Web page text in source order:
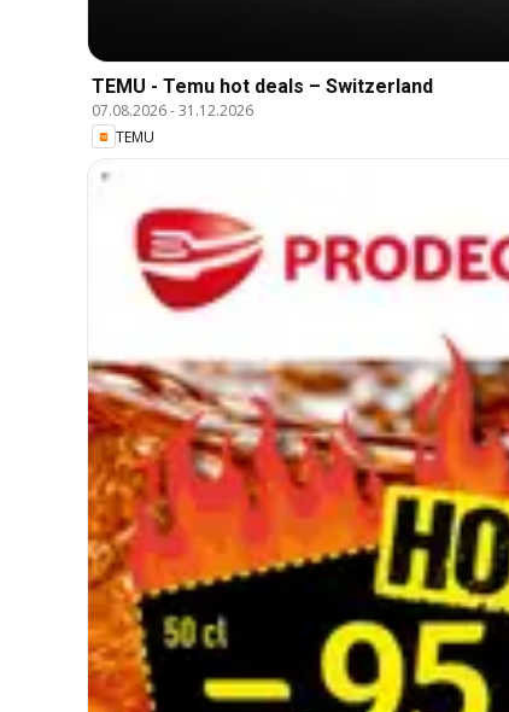
TEMU - Temu hot deals – Switzerland
07.08.2026-31.12.2026
TEMU